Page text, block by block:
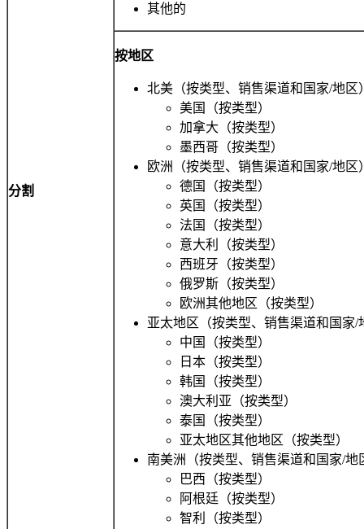
分割
其他的
按地区
北美（按类型、销售渠道和国家/地区
美国（按类型）
加拿大（按类型）
墨西哥（按类型）
欧洲（按类型、销售渠道和国家/地区
德国（按类型）
英国（按类型）
法国（按类型）
意大利（按类型）
西班牙（按类型）
俄罗斯（按类型）
欧洲其他地区（按类型）
亚太地区（按类型、销售渠道和国家/
中国（按类型）
日本（按类型）
韩国（按类型）
澳大利亚（按类型）
泰国（按类型）
亚太地区其他地区（按类型）
南美洲（按类型、销售渠道和国家/地
巴西（按类型）
阿根廷（按类型）
智利（按类型）